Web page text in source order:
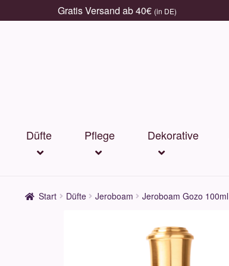
Gratis Versand ab 40€ (in DE)
Düfte Pflege Dekorative
Start Düfte Jeroboam Jeroboam Gozo 100ml